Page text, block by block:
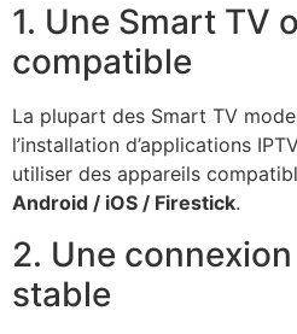
1. Une Smart TV
compatible
La plupart des Smart TV
l’installation d’applications
utiliser des appareils
Android / iOS / Firestick.
2. Une
stable